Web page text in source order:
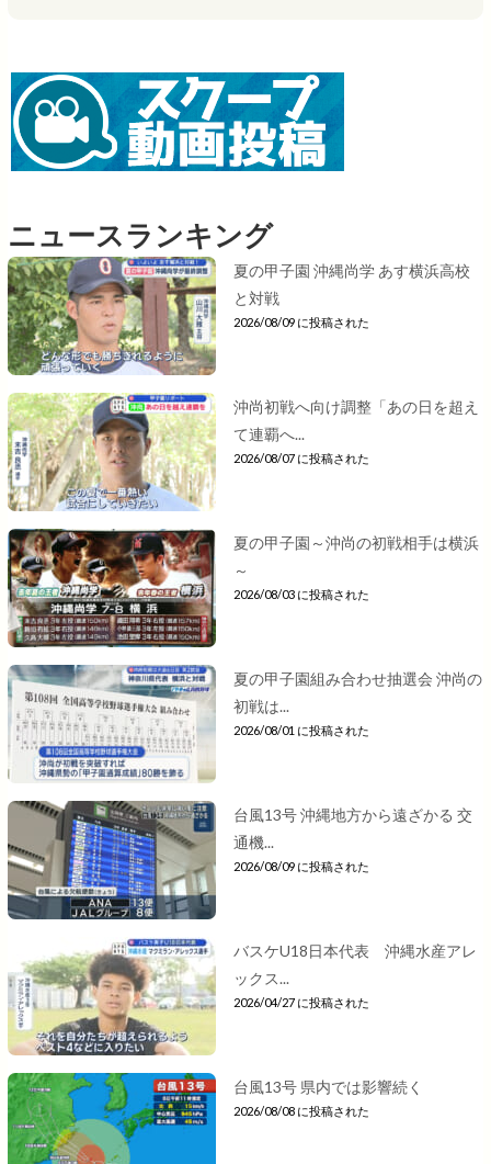
ニュースランキング
夏の甲子園 沖縄尚学 あす横浜高校
と対戦
2026/08/09 に投稿された
沖尚初戦へ向け調整「あの日を超え
て連覇へ...
2026/08/07 に投稿された
夏の甲子園～沖尚の初戦相手は横浜
～
2026/08/03 に投稿された
夏の甲子園組み合わせ抽選会 沖尚の
初戦は...
2026/08/01 に投稿された
台風13号 沖縄地方から遠ざかる 交
通機...
2026/08/09 に投稿された
バスケU18日本代表 沖縄水産アレ
ックス...
2026/04/27 に投稿された
台風13号 県内では影響続く
2026/08/08 に投稿された